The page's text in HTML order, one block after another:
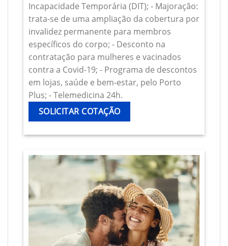
Incapacidade Temporária (DIT); - Majoração:
trata-se de uma ampliação da cobertura por
invalidez permanente para membros
específicos do corpo; - Desconto na
contratação para mulheres e vacinados
contra a Covid-19; - Programa de descontos
em lojas, saúde e bem-estar, pelo Porto
Plus; - Telemedicina 24h.
SOLICITAR COTAÇÃO